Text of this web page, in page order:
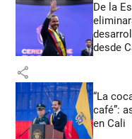
De la
desde
share
“La
café”:
en Cali